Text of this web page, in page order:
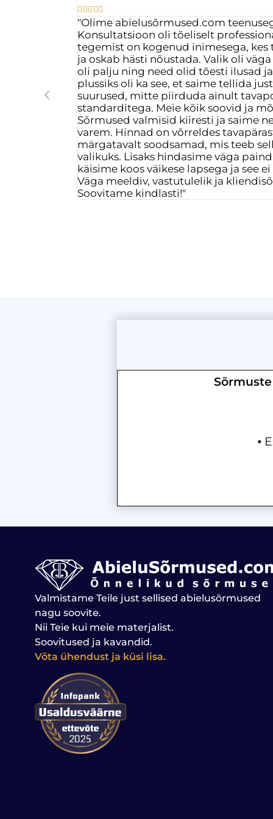
    
"Olime abielusõrmused.com
Konsultatsioon oli tõeliselt
tegemist on kogenud inimesega,
ja oskab hästi nõustada. Valik oli
oli palju ning need olid tõesti ilusad
plussiks oli ka see, et saime tellida
suurused, mitte piirduda ainult
standarditega. Meie kõik soovid ja
Sõrmused valmisid kiiresti ja saime
varem. Hinnad on võrreldes
märgatavalt soodsamad, mis teeb
valikuks. Lisaks hindasime väga
käisime koos väikese lapsega ja see
Väga meeldiv, vastutulelik ja
Soovitame kindlasti!"
⦁
Valmistame Teile just sellised abielusõrmused
nagu soovite.
Nii Teie kui meie materjalist.
Soovitused ja kavandid.
Võta ühendust ja küsi lisa.